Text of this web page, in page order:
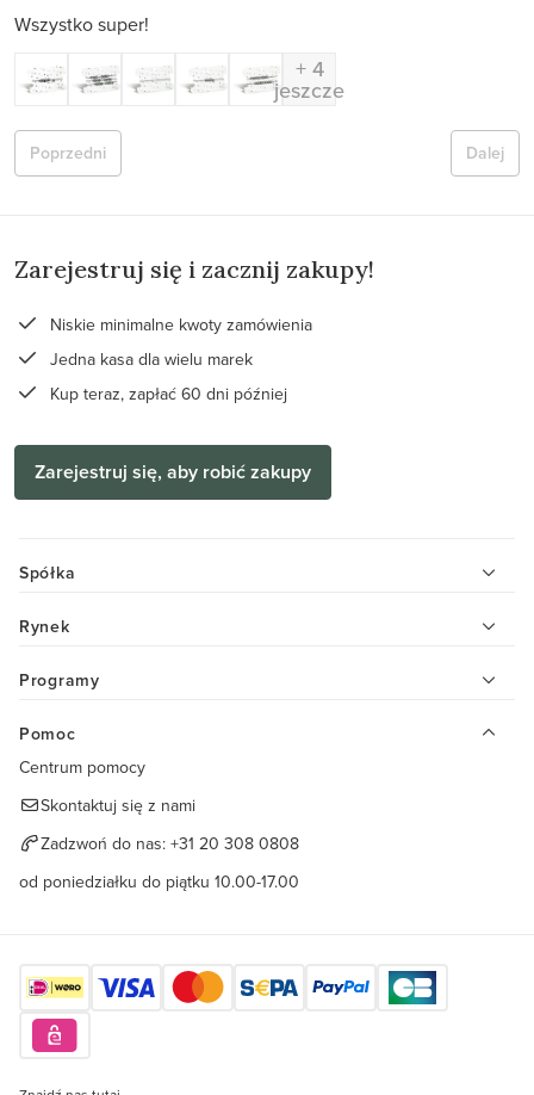
Wszystko super!
+ 4
jeszcze
Dalej
Poprzedni
Zarejestruj się i zacznij zakupy!
Niskie minimalne kwoty zamówienia
Jedna kasa dla wielu marek
Kup teraz, zapłać 60 dni później
Zarejestruj się, aby robić zakupy
Spółka
Rynek
Programy
Pomoc
Centrum pomocy
Skontaktuj się z nami
Zadzwoń do nas: +31 20 308 0808
od poniedziałku do piątku 10.00-17.00